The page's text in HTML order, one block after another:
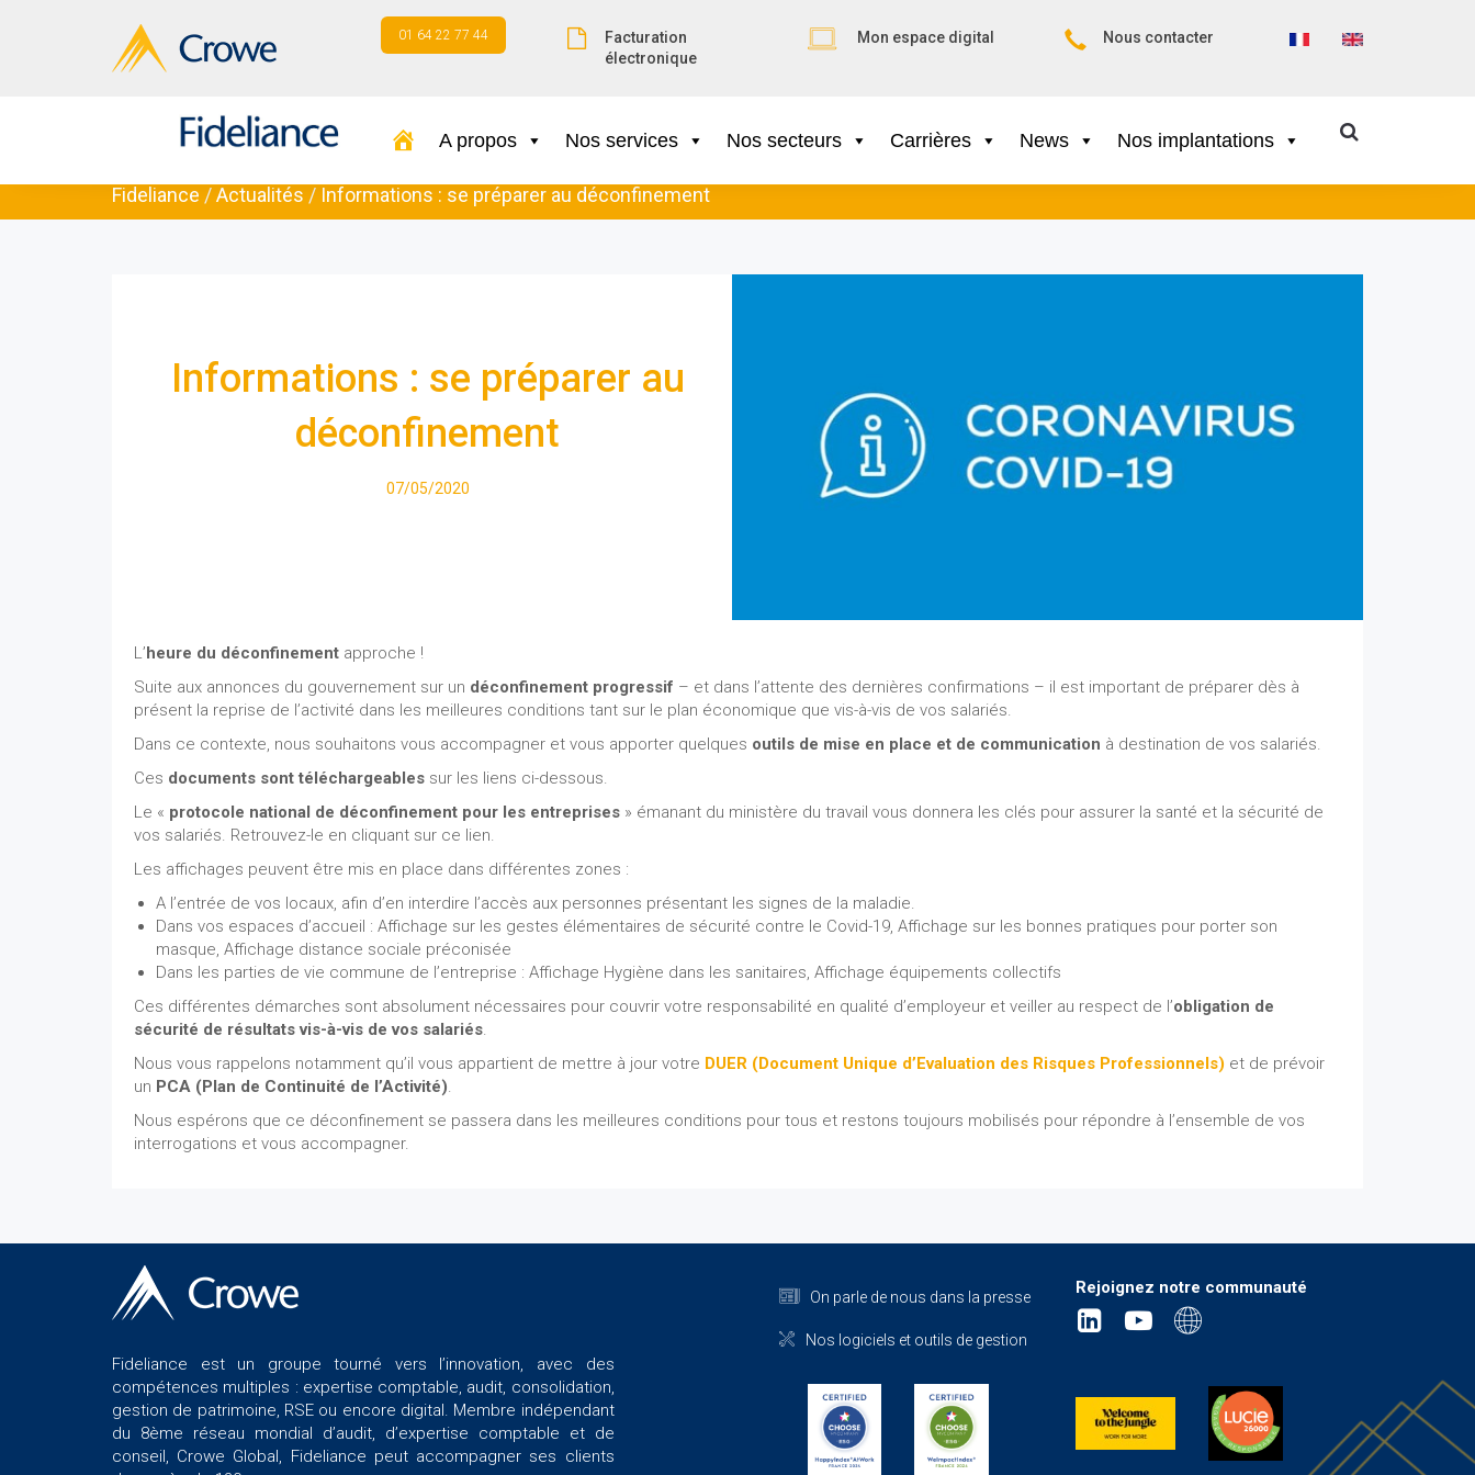
01 64 22 77 44
Facturation
électronique
Mon espace digital Nous contacter
A propos Nos services Nos secteurs Carrières News Nos implantations
Fideliance /Actualités / Informations : se préparer au déconfinement
Informations : se préparer au
déconfinement
07/05/2020
L’heure du déconfinement approche !
Suite aux annonces du gouvernement sur un déconfinement progressif – et dans l’attente des dernières confirmations – il est important de préparer dès à
présent la reprise de l’activité dans les meilleures conditions tant sur le plan économique que vis-à-vis de vos salariés.
Dans ce contexte, nous souhaitons vous accompagner et vous apporter quelques outils de mise en place et de communication à destination de vos salariés.
Ces documents sont téléchargeables sur les liens ci-dessous.
Le « protocole national de déconfinement pour les entreprises » émanant du ministère du travail vous donnera les clés pour assurer la santé et la sécurité de
vos salariés. Retrouvez-le en cliquant sur ce lien.
Les affichages peuvent être mis en place dans différentes zones :
A l’entrée de vos locaux, afin d’en interdire l’accès aux personnes présentant les signes de la maladie.
Dans vos espaces d’accueil : Affichage sur les gestes élémentaires de sécurité contre le Covid-19, Affichage sur les bonnes pratiques pour porter son
masque, Affichage distance sociale préconisée
Dans les parties de vie commune de l’entreprise : Affichage Hygiène dans les sanitaires, Affichage équipements collectifs
Ces différentes démarches sont absolument nécessaires pour couvrir votre responsabilité en qualité d’employeur et veiller au respect de l’obligation de
sécurité de résultats vis-à-vis de vos salariés.
Nous vous rappelons notamment qu’il vous appartient de mettre à jour votre DUER (Document Unique d’Evaluation des Risques Professionnels) et de prévoir
un PCA (Plan de Continuité de l’Activité).
Nous espérons que ce déconfinement se passera dans les meilleures conditions pour tous et restons toujours mobilisés pour répondre à l’ensemble de vos
interrogations et vous accompagner.
Fideliance est un groupe tourné vers l’innovation, avec des
compétences multiples : expertise comptable, audit, consolidation,
gestion de patrimoine, RSE ou encore digital. Membre indépendant
du 8ème réseau mondial d’audit, d’expertise comptable et de
conseil, Crowe Global, Fideliance peut accompagner ses clients
On parle de nous dans la presse
Nos logiciels et outils de gestion
Rejoignez notre communauté